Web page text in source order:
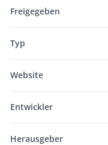
Freigegeben
Typ
Website
Entwickler
Herausgeber